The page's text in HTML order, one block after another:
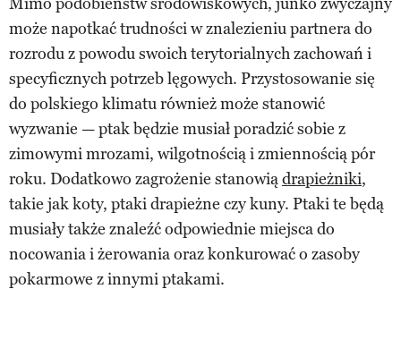
może napotkać trudności w znalezieniu partnera do
rozrodu z powodu swoich terytorialnych zachowań i
specyficznych potrzeb lęgowych. Przystosowanie się
do polskiego klimatu również może stanowić
wyzwanie — ptak będzie musiał poradzić sobie z
zimowymi mrozami, wilgotnością i zmiennością pór
roku. Dodatkowo zagrożenie stanowiądrapieżniki,
takie jak koty, ptaki drapieżne czy kuny. Ptaki te będą
musiały także znaleźć odpowiednie miejsca do
nocowania i żerowania oraz konkurować o zasoby
pokarmowe z innymi ptakami.